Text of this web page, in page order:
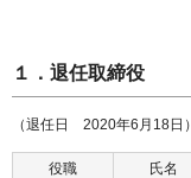
１．退任取締役
（退任日 2020年6月18日）
役職 氏名